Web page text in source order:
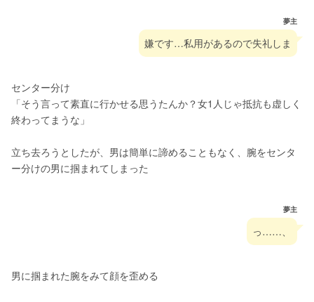
夢主
嫌です…私用があるので失礼しま
センター分け
「そう言って素直に行かせる思うたんか？女1人じゃ抵抗も虚しく
終わってまうな」
立ち去ろうとしたが、男は簡単に諦めることもなく、腕をセンタ
ー分けの男に掴まれてしまった
夢主
っ……、
男に掴まれた腕をみて顔を歪める